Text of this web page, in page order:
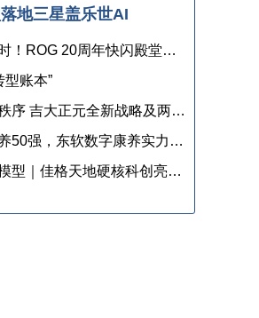
地三星盖乐世AI
暑假信仰之旅倒计时！ROG 20周年快闪殿堂收官在即，尖货装备等你来战
型账本”
定义智能体时代新秩序 吉大正元全新战略及两大新品重磅发布
荣登毕马威首届康养50强，东软数字康养实力获权威认可
从太空算力到世界模型｜佳格天地硬核科创亮相 2026 全球数字经济大会